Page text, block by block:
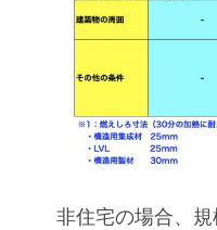
非住宅の場合、